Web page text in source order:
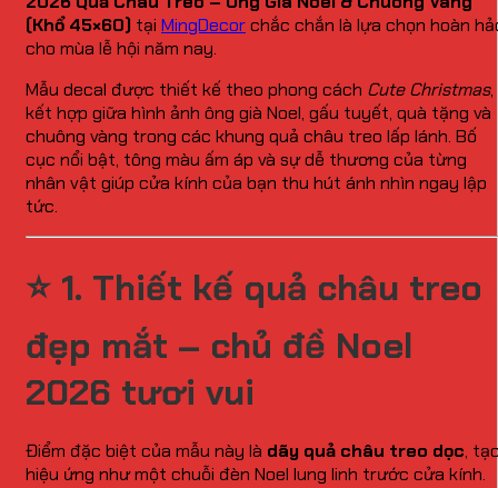
(Khổ 45×60) tại MingDecorchắc chắn là lựa chọn hoàn
cho mùa lễ hội năm nay.
Mẫu decal được thiết kế theo phong cách Cute Christmas,
kết hợp giữa hình ảnh ông già Noel, gấu tuyết, quà tặng và
chuông vàng trong các khung quả châu treo lấp lánh. Bố
cục nổi bật, tông màu ấm áp và sự dễ thương của từng
nhân vật giúp cửa kính của bạn thu hút ánh nhìn ngay lập
tức.
⭐ 1. Thiết kế quả châu treo
đẹp mắt – chủ đề Noel
2026 tươi vui
Điểm đặc biệt của mẫu này là dãy quả châu treo dọc,
hiệu ứng như một chuỗi đèn Noel lung linh trước cửa kính.